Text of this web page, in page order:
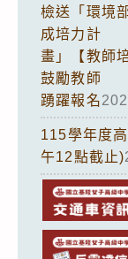
檢送「環境
成培力計
畫」【教師
鼓勵教師
踴躍報名
115學年度
午12點截止)